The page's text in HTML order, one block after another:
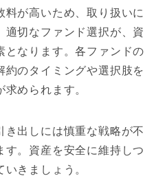
が高いため、取り扱いに
適切なファンド選択が、資
となります。各ファンドの
約のタイミングや選択肢を
められます。
き出しには慎重な戦略が不
す。資産を安全に維持しつ
きましょう。